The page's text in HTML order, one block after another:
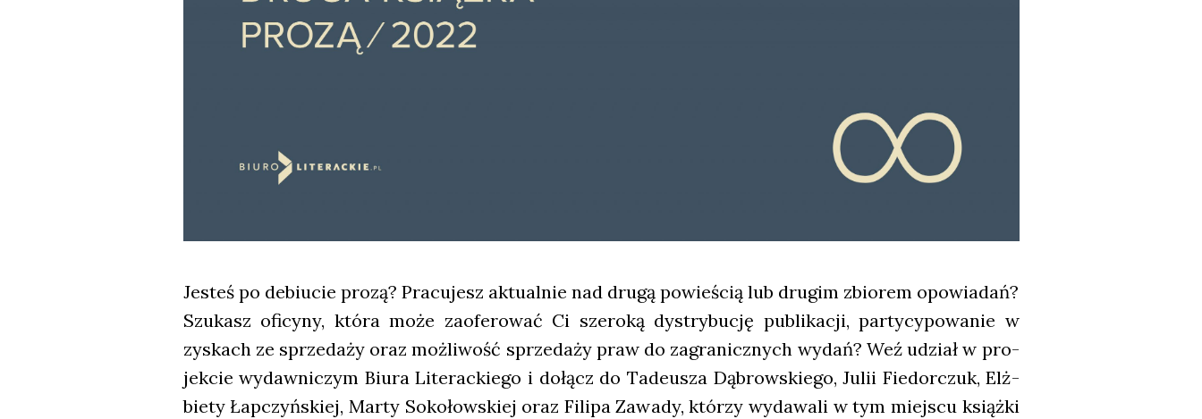
Jesteś po debiu­cie pro­zą? Pra­cu­jesz aktu­al­nie nad dru­gą powie­ścią lub dru­gim zbio­rem opo­wia­dań?
Szu­kasz ofi­cy­ny, któ­ra może zaofe­ro­wać Ci sze­ro­ką dys­try­bu­cję publi­ka­cji, par­ty­cy­po­wa­nie w
zyskach ze sprze­da­ży oraz moż­li­wość sprze­da­ży praw do zagra­nicz­nych wydań? Weź udział w pro­
jek­cie wydaw­ni­czym Biu­ra Lite­rac­kie­go i dołącz do Tade­usza Dąbrow­skie­go, Julii Fie­dor­czuk, Elż­
bie­ty Łap­czyń­skiej, Mar­ty Soko­łow­skiej oraz Fili­pa Zawa­dy, któ­rzy wyda­wa­li w tym miej­scu książ­ki